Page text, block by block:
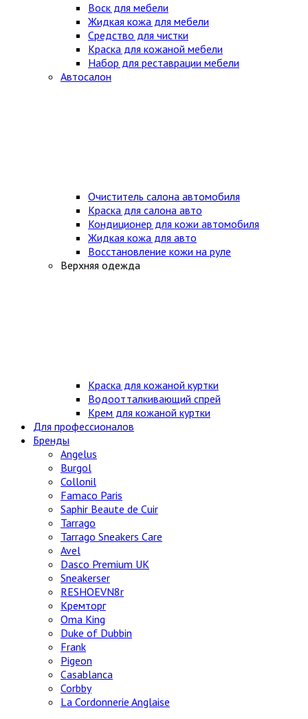
Воск для мебели
Жидкая кожа для мебели
Средство для чистки
Краска для кожаной мебели
Набор для реставрации мебели
Автосалон
Очиститель салона автомобиля
Краска для салона авто
Кондиционер для кожи автомобиля
Жидкая кожа для авто
Восстановление кожи на руле
Верхняя одежда
Краска для кожаной куртки
Водоотталкивающий спрей
Крем для кожаной куртки
Для профессионалов
Бренды
Angelus
Burgol
Collonil
Famaco Paris
Saphir Beaute de Cuir
Tarrago
Tarrago Sneakers Care
Avel
Dasco Premium UK
Sneakerser
RESHOEVN8r
Кремторг
Oma King
Duke of Dubbin
Frank
Pigeon
Casablanca
Corbby
La Cordonnerie Anglaise